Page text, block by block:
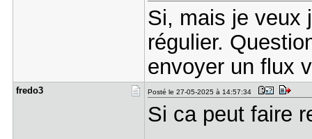
Si, mais je veux
régulier.
envoyer un flux
fredo3 Posté le 27-05-2025 à 14:57:34
Si ca peut faire